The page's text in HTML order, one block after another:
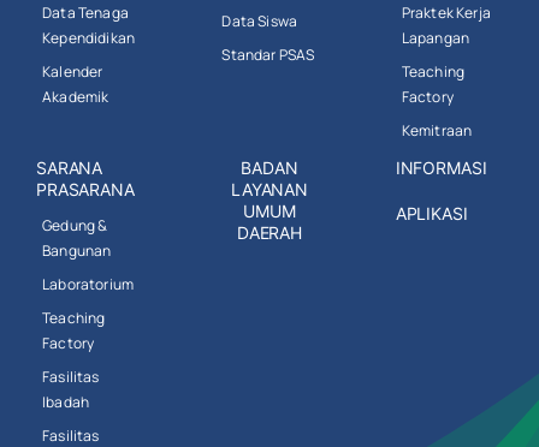
Data Tenaga
Kependidikan
Kalender
Akademik
Data Siswa
Standar PSAS
Praktek Kerja
Lapangan
Teaching
Factory
Kemitraan
SARANA
PRASARANA
Gedung &
Bangunan
Laboratorium
Teaching
Factory
Fasilitas
Ibadah
Fasilitas
BADAN
LAYANAN
UMUM
DAERAH
INFORMASI
APLIKASI